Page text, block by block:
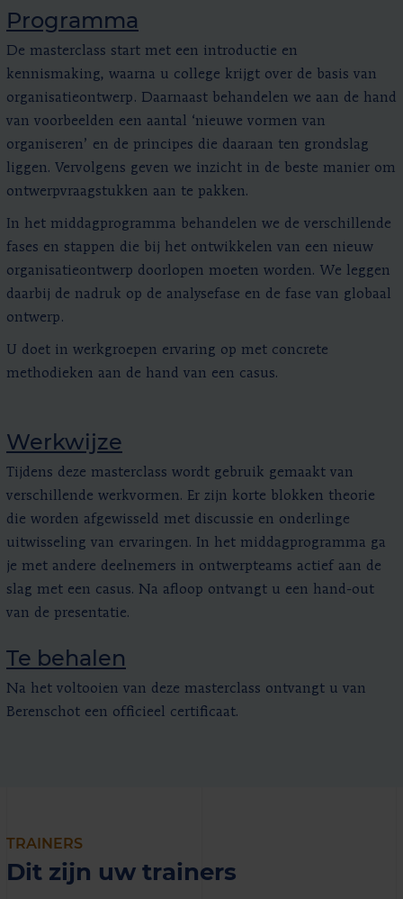
Programma
De masterclass start met een introductie en
kennismaking, waarna u college krijgt over de basis van
organisatieontwerp. Daarnaast behandelen we aan de hand
van voorbeelden een aantal ‘nieuwe vormen van
organiseren’ en de principes die daaraan ten grondslag
liggen. Vervolgens geven we inzicht in de beste manier om
ontwerpvraagstukken aan te pakken.
In het middagprogramma behandelen we de verschillende
fases en stappen die bij het ontwikkelen van een nieuw
organisatieontwerp doorlopen moeten worden. We leggen
daarbij de nadruk op de analysefase en de fase van globaal
ontwerp.
U doet in werkgroepen ervaring op met concrete
methodieken aan de hand van een casus.
Werkwijze
Tijdens deze masterclass wordt gebruik gemaakt van
verschillende werkvormen. Er zijn korte blokken theorie
die worden afgewisseld met discussie en onderlinge
uitwisseling van ervaringen. In het middagprogramma ga
je met andere deelnemers in ontwerpteams actief aan de
slag met een casus. Na afloop ontvangt u een hand-out
van de presentatie.
Te behalen
Na het voltooien van deze masterclass ontvangt u van
Berenschot een officieel certificaat.
TRAINERS
Dit zijn uw trainers